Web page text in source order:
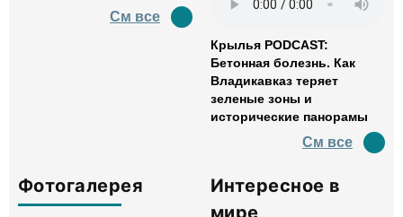
См все
Крылья PODCAST:
Бетонная болезнь. Как
Владикавказ теряет
зеленые зоны и
исторические панорамы
См все
Фотогалерея
Интересное в
мире